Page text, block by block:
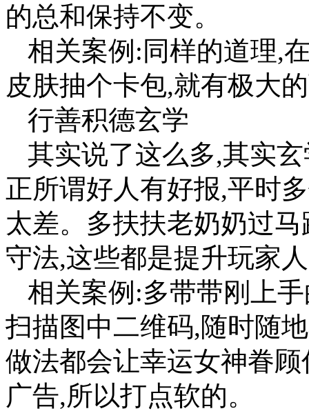
的总和保持不变。
相关案例:同样的道理,
皮肤抽个卡包,就有极大
行善积德玄学
其实说了这么多,其实
正所谓好人有好报,平时
太差。多扶扶老奶奶过
守法,这些都是提升玩家
相关案例:多带带刚上
扫描图中二维码,随时随
做法都会让幸运女神眷
广告,所以打点软的。